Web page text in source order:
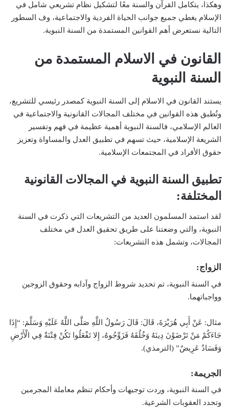
وهكذا، يتكامل القرآن والسنة معًا لتشكيل نظام تشريعي شامل في
الإسلام يغطي جميع جوانب الحياة الفردية والاجتماعية، وف السطور
التالية نستعرض أهم القوانين المستمدة من السنة النبوية.
القانون في الاسلام المستمدة من
السنة النبوية
يستند القانون في الاسلام إلى السنة النبوية كمصدر رئيسي للتشريع،
وتُطبق هذه القوانين في مختلف المجالات القانونية والاجتماعية في
العالم الإسلامي، فالسنة النبوية أهمية عظيمة في فهم وتفسير
الشريعة الإسلامية، حيث تسهم في تطبيق العدل والمساواة وتعزيز
حقوق الأفراد في المجتمعات الإسلامية.
تطبيق السنة النبوية في المجالات القانونية
المختلفة:
لقد استمد المسلمون العديد من التشريعات التي ذكرت في السنة
النبوية، والتي وضعتنا على طريق تحقيق العدل في مختلف
المجالات، وتشمل هذه التشريعات:
الزواج:
في السنة النبوية، تم تحديد شروط الزواج وآدابه وحقوق الزوجين
وواجباتهما.
مثال: عَنْ أَبِي هُرَيْرَةَ، قَالَ: قَالَ رَسُولُ اللَّهِ صَلَّى اللَّهُ عَلَيْهِ وَسَلَّمَ: “إِذَا
جَاءَكُمْ مَنْ تَرْضَوْنَ دِينَهُ وَخُلُقَهُ فَزَوِّجُوهُ، إِلا تَفْعَلُوا تَكُنْ فِتْنَةٌ فِي الْأَرْضِ
وَفَسَادٌ عَرِيضٌ” (الترمذي).
الجريمة:
في السنة النبوية، وردت توجيهات وأحكام تنظم معاملة المجرمين
وتحدد العقوبات الشرعية.